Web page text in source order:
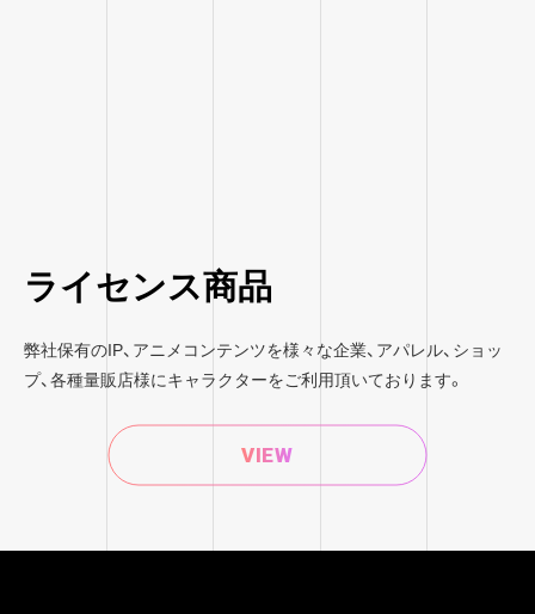
ライセンス商品
弊社保有のIP、アニメコンテンツを様々な企業、アパレル、ショッ
プ、各種量販店様にキャラクターをご利用頂いております。
VIEW